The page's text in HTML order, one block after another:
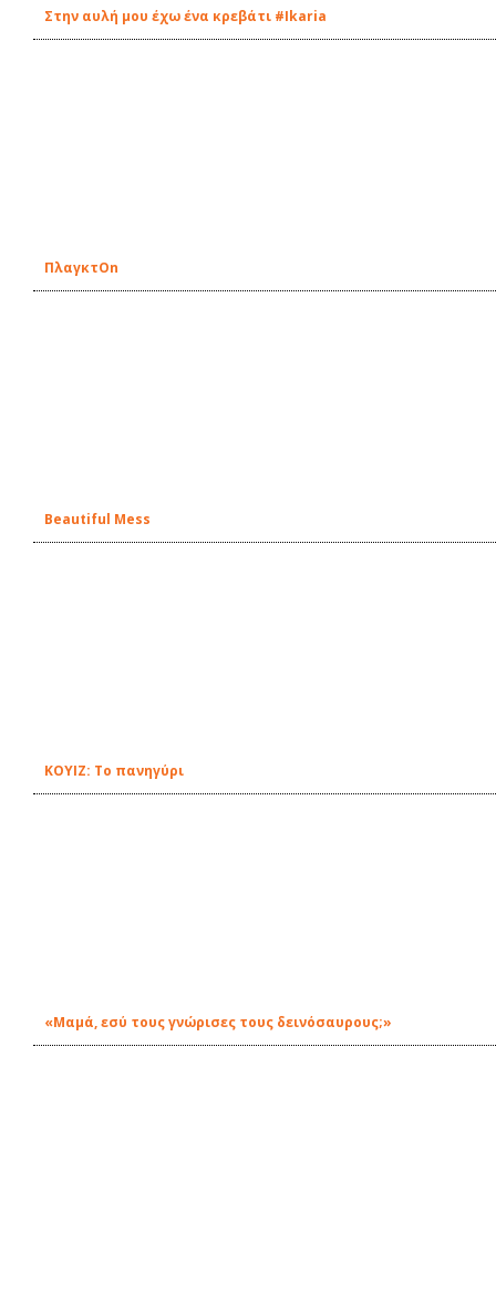
Στην αυλή μου έχω ένα κρεβάτι #Ikaria
ΠλαγκτOn
Beautiful Mess
ΚΟΥΙΖ: Το πανηγύρι
«Μαμά, εσύ τους γνώρισες τους δεινόσαυρους;»